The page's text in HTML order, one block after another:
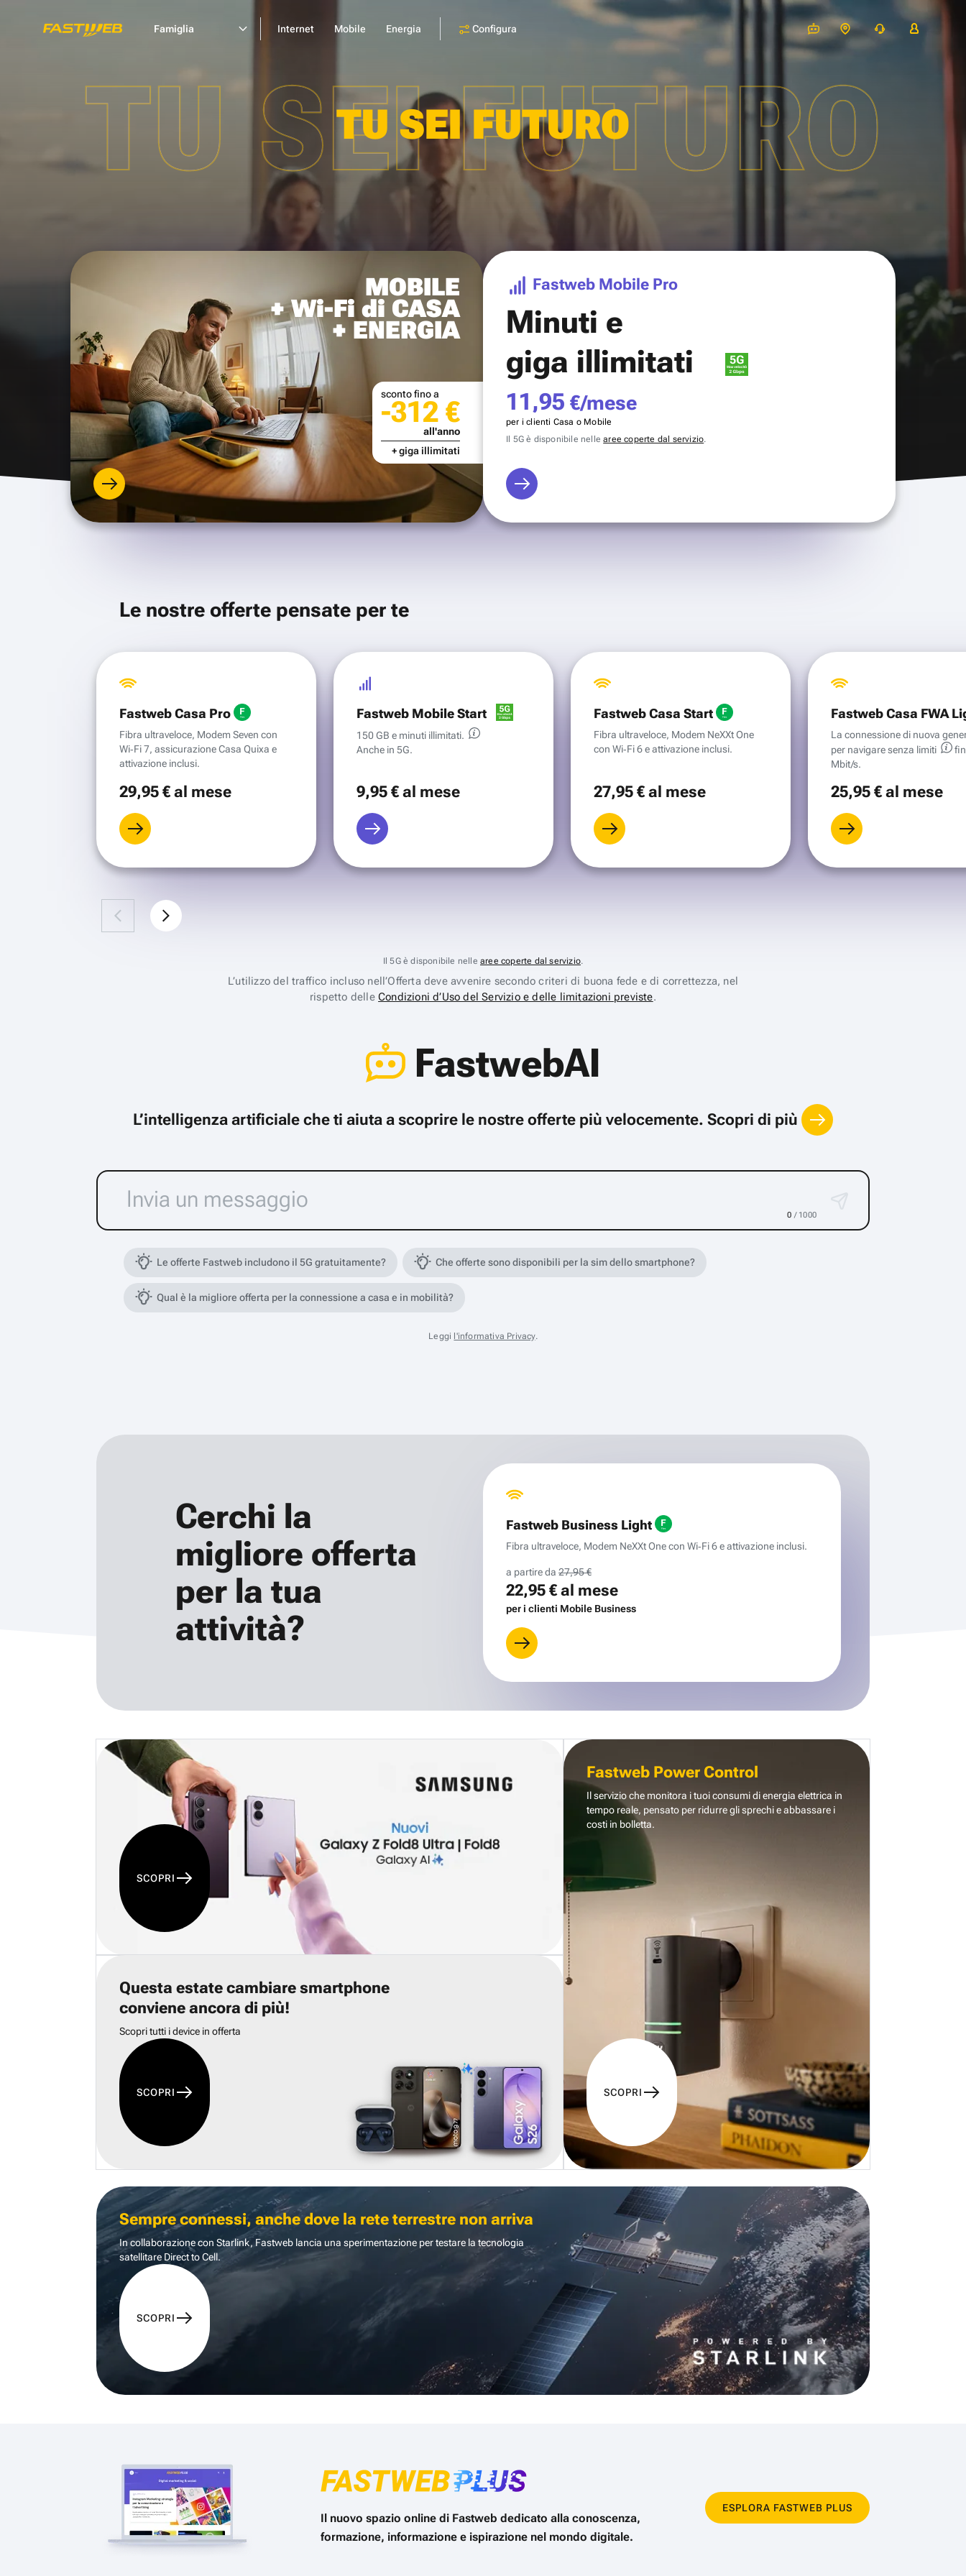
Famiglia Internet Mobile Energia Configura
TU SEI FUTURO
TU SEI FUTURO
MOBILE
+ Wi-Fi di CASA
+ ENERGIA
sconto fino a
-312 €
all'anno
+ giga illimitati
Fastweb Mobile Pro
Minuti e
giga illimitati
11,95 €/mese
per i clienti Casa o Mobile
Il 5G è disponibile nellearee coperte dal servizio.
Le nostre offerte pensate per te
Fastweb Casa Pro
Fibra ultraveloce, Modem Seven con
Wi‑Fi 7, assicurazione Casa Quixa e
attivazione inclusi.
29,95 €al mese
Fastweb Mobile Start
150 GB e minuti illimitati.
Anche in 5G.
9,95 €al mese
Fastweb Casa Start
Fibra ultraveloce, Modem NeXXt One
con Wi‑Fi 6 e attivazione inclusi.
27,95 €al mese
Fastweb Casa FWA
La connessione di nuova
per navigare senza limiti
Mbit/s.
25,95 €al mese
Il 5G è disponibile nelle aree coperte dal servizio.
L’utilizzo del traffico incluso nell’Offerta deve avvenire secondo criteri di buona fede e di correttezza, nel
rispetto delleCondizioni d’Uso del Servizio e delle limitazioni previste.
FastwebAI
L’intelligenza artificiale che ti aiuta a scoprire le nostre offerte più velocemente. Scopri di più
0 / 1000
Le offerte Fastweb includono il 5G gratuitamente? Che offerte sono disponibili per la sim dello smartphone?
Qual è la migliore offerta per la connessione a casa e in mobilità?
Leggi l'informativa Privacy.
Cerchi la
migliore offerta
per la tua
attività?
Fastweb Business Light
Fibra ultraveloce, Modem NeXXt One con Wi‑Fi 6 e attivazione inclusi.
a partire da 27,95 €
22,95 €al mese
per i clienti Mobile Business
SCOPRI
Questa estate cambiare smartphone
conviene ancora di più!
Scopri tutti i device in offerta
SCOPRI
Fastweb Power Control
Il servizio che monitora i tuoi consumi di energia elettrica in
tempo reale, pensato per ridurre gli sprechi e abbassare i
costi in bolletta.
SCOPRI
Sempre connessi, anche dove la rete terrestre non arriva
In collaborazione con Starlink, Fastweb lancia una sperimentazione per testare la tecnologia
satellitare Direct to Cell.
SCOPRI
Il nuovo spazio online di Fastweb dedicato alla conoscenza,
formazione, informazione e ispirazione nel mondo digitale.
ESPLORA FASTWEB PLUS